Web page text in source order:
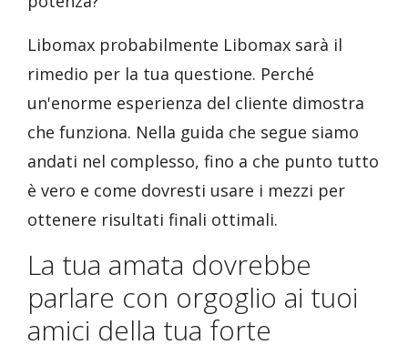
Libomax probabilmente Libomax sarà il
rimedio per la tua questione. Perché
un'enorme esperienza del cliente dimostra
che funziona. Nella guida che segue siamo
andati nel complesso, fino a che punto tutto
è vero e come dovresti usare i mezzi per
ottenere risultati finali ottimali.
La tua amata dovrebbe
parlare con orgoglio ai tuoi
amici della tua forte